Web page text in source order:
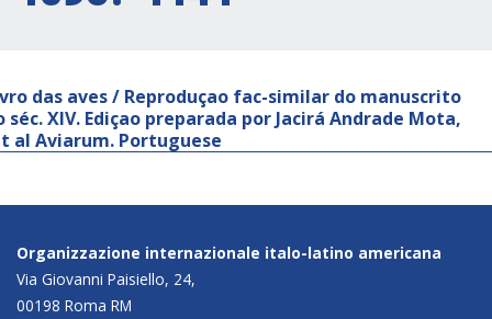
das aves / Reproduçao fac-similar do manuscrito
séc. XIV. Ediçao preparada por Jacirá Andrade Mota,
al Aviarum. Portuguese
Organizzazione internazionale italo-latino americana
Via Giovanni Paisiello, 24,
00198 Roma RM